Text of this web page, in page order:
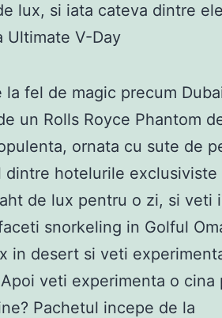
lux, si iata cateva dintre
Ultimate V-Day
fel de magic precum
un Rolls Royce Phantom
ornata cu sute de
hotelurile exclusiviste
de lux pentru o zi, si veti
snorkeling in Golful
in desert si veti
veti experimenta o cina
Pachetul incepe de la